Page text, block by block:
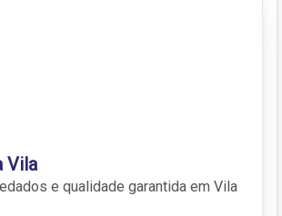
Vila
e qualidade garantida em Vila